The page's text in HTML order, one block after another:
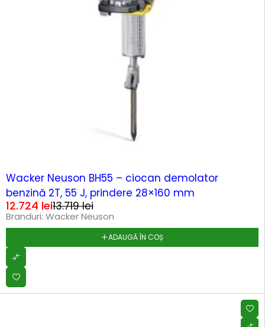
Wacker Neuson BH55 – ciocan demolator
benzină 2T, 55 J, prindere 28×160 mm
13.719lei
12.724 lei
Branduri: Wacker Neuson
ADAUGĂ ÎN COȘ